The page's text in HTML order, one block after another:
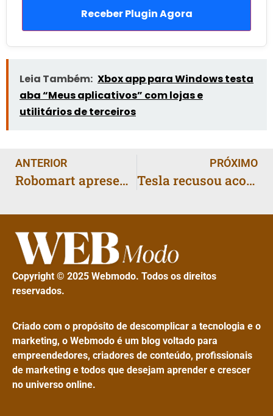
Receber Plugin Agora
Leia Também: Xbox app para Windows testa
aba “Meus aplicativos” com lojas e
utilitários de terceiros
ANTERIOR
Robomart apresenta robô de entrega autônomo com taxa fixa de US$ 3 para competir com apps de delivery
PRÓXIMO
Tesla recusou acordo de US$ 60 milhões antes de condenação de US$ 242,5 milhões por acidente fatal com Autopilot
Copyright © 2025 Webmodo. Todos os direitos
reservados.
Criado com o propósito de descomplicar a tecnologia e o
marketing, o Webmodo é um blog voltado para
empreendedores, criadores de conteúdo, profissionais
de marketing e todos que desejam aprender e crescer
no universo online.